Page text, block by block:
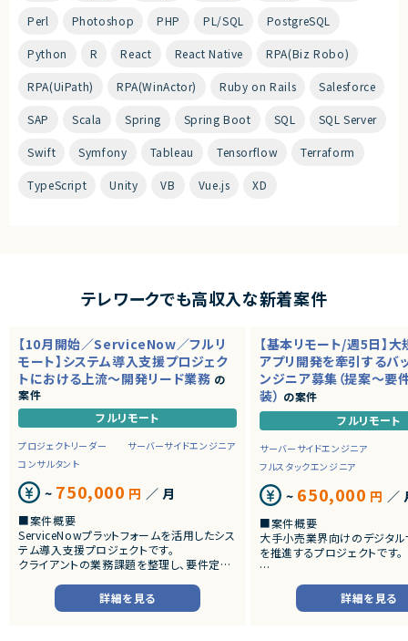
Perl Photoshop PHP PL/SQL PostgreSQL
Python R React React Native RPA(Biz Robo)
RPA(UiPath) RPA(WinActor) Ruby on Rails Salesforce
SAP Scala Spring Spring Boot SQL SQL Server
Swift Symfony Tableau Tensorflow Terraform
TypeScript Unity VB Vue.js XD
テレワークでも高収入な新着案件
【10月開始／ServiceNow／フルリ
モート】システム導入支援プロジェク
トにおける上流～開発リード業務 の
案件
フルリモート
プロジェクトリーダー
サーバーサイドエンジニア
コンサルタント
~ 750,000 円 ／ 月
■案件概要
ServiceNowプラットフォームを活用したシス
テム導入支援プロジェクトです。
クライアントの業務課題を整理し、要件定義
だきます。
詳細を見る
【基本リモート/週5日】
アプリ開発を牽引するバ
ンジニア募集（提案～要
装） の案件
フルリモート
サーバーサイドエンジニア
フルスタックエンジニア
~ 650,000 円 ／
■案件概要
大手小売業界向けのデジタ
を推進するプロジェクトです。
■プロダクトやサービスの概
・店舗向けスマホアプリおよ
システムの継続的なエンハ
詳細を見る